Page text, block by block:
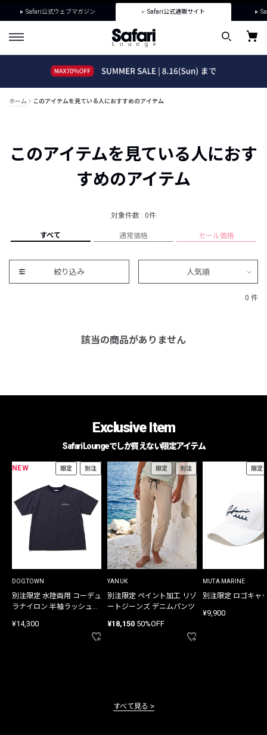
Safari公式ウェブマガジン Safari公式通販サイト
ホーム このアイテムを見ている人におすすめのアイテム
このアイテムを見ている人におす
すめのアイテム
対象件数 : 0件
すべて 通常価格 セール価格
絞り込み 人気順
0 件
該当の商品がありません
Exclusive Item
Safari Loungeでしか買えない限定アイテム
NEW 限定 別注
DOGTOWN
別注限定 水陸両用 コーデュ
ラナイロン 半袖ラッシュガ
¥14,300
限定 別注
YANUK
別注限定 ペイント加工 リゾ
ートジーンズ デニムパンツ
¥18,150 50%OFF
限定
MUTA MARINE
別注限定 ロゴキャ
¥9,900
すべて見る